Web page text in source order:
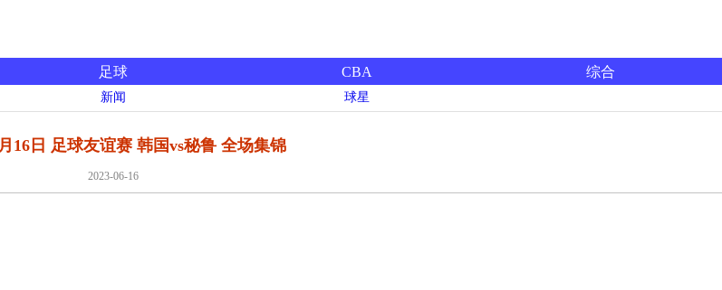
足球 CBA 综合
新闻 球星
16日 足球友谊赛 韩国vs秘鲁 全场集锦
2023-06-16